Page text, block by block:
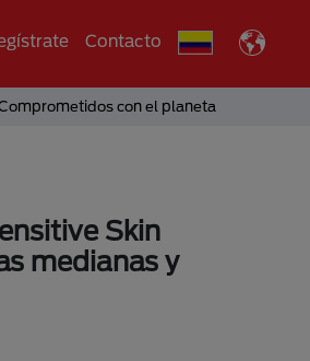
Contacto
con el planeta
Skin
medianas y